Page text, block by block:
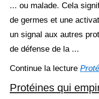
... ou malade. Cela
de germes et une
un signal aux autres
de défense de la ...
Continue la lecture
Protéines qui